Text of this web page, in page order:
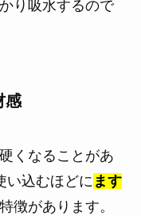
り吸水するので
感
くなることがあ
い込むほどに ます
徴があります。